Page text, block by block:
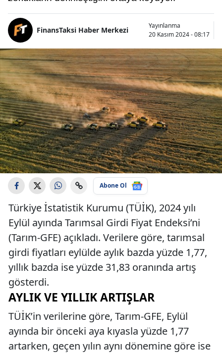
FinansTaksi Haber Merkezi
Yayınlanma
20 Kasım 2024 - 08:17
Abone Ol
Türkiye İstatistik Kurumu (TÜİK), 2024 yılı
Eylül ayında Tarımsal Girdi Fiyat Endeksi’ni
(Tarım-GFE) açıkladı. Verilere göre, tarımsal
girdi fiyatları eylülde aylık bazda yüzde 1,77,
yıllık bazda ise yüzde 31,83 oranında artış
gösterdi.
AYLIK VE YILLIK ARTIŞLAR
TÜİK’in verilerine göre, Tarım-GFE, Eylül
ayında bir önceki aya kıyasla yüzde 1,77
artarken, geçen yılın aynı dönemine göre ise